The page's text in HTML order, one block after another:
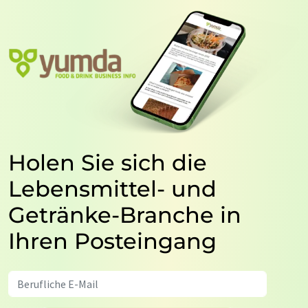
Holen Sie sich die
Lebensmittel- und
Getränke-Branche in
Ihren Posteingang